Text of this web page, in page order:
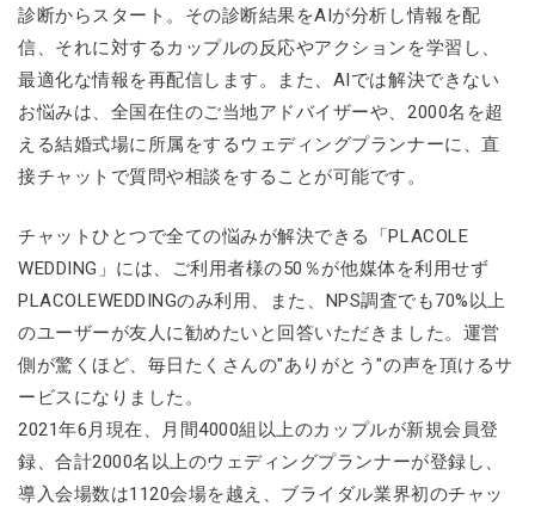
診断からスタート。その診断結果をAIが分析し情報を配
信、それに対するカップルの反応やアクションを学習し、
最適化な情報を再配信します。また、AIでは解決できない
お悩みは、全国在住のご当地アドバイザーや、2000名を超
える結婚式場に所属をするウェディングプランナーに、直
接チャットで質問や相談をすることが可能です。
チャットひとつで全ての悩みが解決できる「PLACOLE
WEDDING」には、ご利用者様の50％が他媒体を利用せず
PLACOLEWEDDINGのみ利用、また、NPS調査でも70%以上
のユーザーが友人に勧めたいと回答いただきました。運営
側が驚くほど、毎日たくさんの"ありがとう"の声を頂けるサ
ービスになりました。
2021年6月現在、月間4000組以上のカップルが新規会員登
録、合計2000名以上のウェディングプランナーが登録し、
導入会場数は1120会場を越え、ブライダル業界初のチャッ